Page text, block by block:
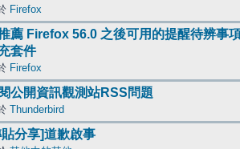
Firefox
薦 Firefox 56.0 之後可用的提醒待辨事
套件
Firefox
公開資訊觀測站RSS問題
Thunderbird
貼分享]道歉啟事